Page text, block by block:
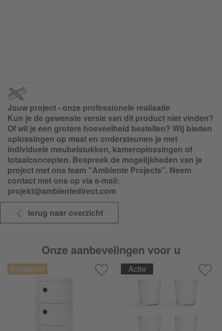
Jouw project - onze professionele realisatie
Kun je de gewenste versie van dit product niet vinden?
Of wil je een grotere hoeveelheid bestellen? Wij bieden
oplossingen op maat en ondersteunen je met
individuele meubelstukken, kameroplossingen of
totaalconcepten. Bespreek de mogelijkheden van je
project met ons team "Ambiente Projects". Neem
contact met ons op via e-mail:
projekt@ambientedirect.com
terug naar overzicht
Onze aanbevelingen voor u
Actie